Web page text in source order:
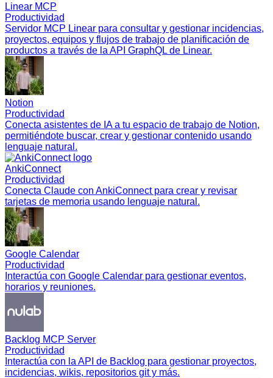
Linear MCP
Productividad
Servidor MCP Linear para consultar y gestionar incidencias,
proyectos, equipos y flujos de trabajo de planificación de
productos a través de la API GraphQL de Linear.
Notion
Productividad
Conecta asistentes de IA a tu espacio de trabajo de Notion,
permitiéndote buscar, crear y gestionar contenido usando
lenguaje natural.
AnkiConnect
Productividad
Conecta Claude con AnkiConnect para crear y revisar
tarjetas de memoria usando lenguaje natural.
Google Calendar
Productividad
Interactúa con Google Calendar para gestionar eventos,
horarios y reuniones.
Backlog MCP Server
Productividad
Interactúa con la API de Backlog para gestionar proyectos,
incidencias, wikis, repositorios git y más.